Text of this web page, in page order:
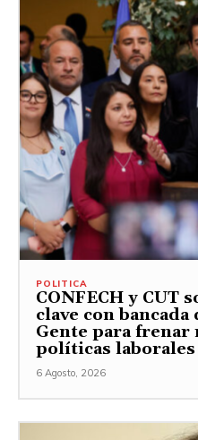
POLITICA
CONFECH y CUT
clave con
Gente para frenar
políticas laborales
6 Agosto, 2026